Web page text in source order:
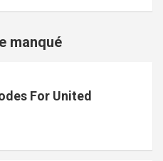
manqué
For United